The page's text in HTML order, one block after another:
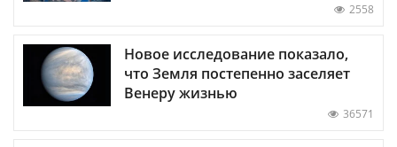
2558
Новое исследование показало,
что Земля постепенно заселяет
Венеру жизнью
36571